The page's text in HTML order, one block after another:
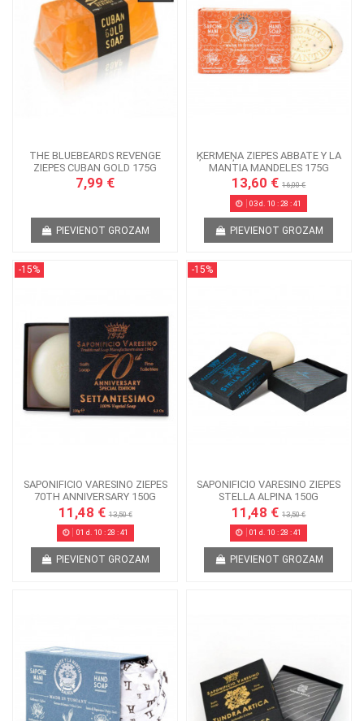
THE BLUEBEARDS REVENGE
ZIEPES CUBAN GOLD 175G
7,99 €
PIEVIENOT GROZAM
ĶERMEŅA ZIEPES ABBATE Y LA
MANTIA MANDELES 175G
13,60 €16,00 €
03d. 10 :28 :41
PIEVIENOT GROZAM
-15%
SAPONIFICIO VARESINO ZIEPES
70TH ANNIVERSARY 150G
11,48 €13,50 €
01 d. 10 :28 :41
PIEVIENOT GROZAM
-15%
SAPONIFICIO VARESINO ZIEPES
STELLA ALPINA 150G
11,48 €13,50 €
01 d. 10 :28 :41
PIEVIENOT GROZAM